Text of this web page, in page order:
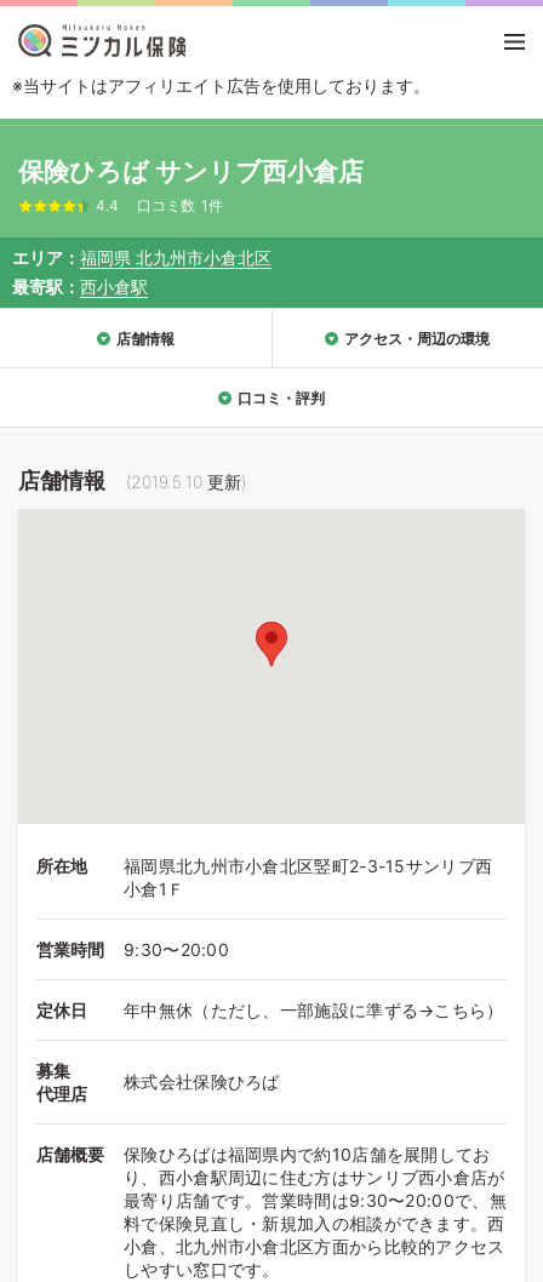
※当サイトはアフィリエイト広告を使用しております。
北九州 北九州市小倉北区
保険ひろば サンリブ西小倉店
4.4 口コミ数 1件
エリア
福岡県 北九州市小倉北区
最寄駅
西小倉駅
店舗情報 アクセス・周辺の環境
口コミ・評判
店舗情報 (2019.5.10 更新)
所在地
福岡県北九州市小倉北区竪町2-3-15サンリブ西
小倉1Ｆ
営業時間 9:30〜20:00
定休日 年中無休（ただし、一部施設に準ずる→こちら）
募集
代理店
株式会社保険ひろば
店舗概要
保険ひろばは福岡県内で約10店舗を展開してお
り、西小倉駅周辺に住む方はサンリブ西小倉店が
最寄り店舗です。営業時間は9:30〜20:00で、無
料で保険見直し・新規加入の相談ができます。西
小倉、北九州市小倉北区方面から比較的アクセス
しやすい窓口です。